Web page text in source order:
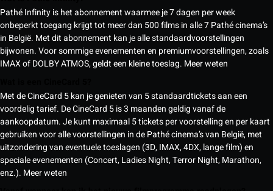
Pathé Infinity is het abonnement waarmee je 7 dagen per week
onbeperkt toegang krijgt tot meer dan 500 films in alle 7 Pathé cinema’s
in België. Met dit abonnement kan je alle standaardvoorstellingen
bijwonen. Voor sommige evenementen en premiumvoorstellingen, zoals
IMAX of DOLBY ATMOS, geldt een kleine toeslag. Meer weten
Met de CineCard 5 kan je genieten van 5 standaardtickets aan een
voordelig tarief. De CineCard 5 is 3 maanden geldig vanaf de
aankoopdatum. Je kunt maximaal 5 tickets per voorstelling en per kaart
gebruiken voor alle voorstellingen in de Pathé cinema’s van België, met
uitzondering van eventuele toeslagen (3D, IMAX, 4DX, lange film) en
speciale evenementen (Concert, Ladies Night, Terror Night, Marathon,
enz.). Meer weten